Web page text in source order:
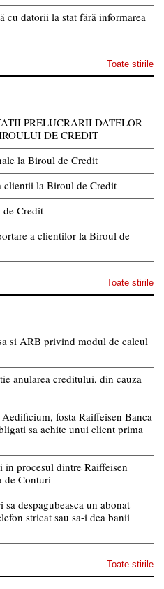
cu datorii la stat fără informarea
Toate stirile
PRELUCRARII DATELOR
DE CREDIT
la Biroul de Credit
clientii la Biroul de Credit
de Credit
a clientilor la Biroul de
Toate stirile
si ARB privind modul de calcul
anularea creditului, din cauza
fosta Raiffeisen Banca
sa achite unui client prima
procesul dintre Raiffeisen
de Conturi
despagubeasca un abonat
stricat sau sa-i dea banii
Toate stirile